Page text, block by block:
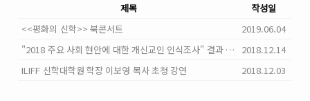
제목
작성일
<<평화의 신학>> 북콘서트
2019.06.04
"2018 주요 사회 현안에 대한 개신교인 인식조사" 결과 발표
2018.12.14
ILIFF 신학대학원 학장 이보영 목사 초청 강연
2018.12.03